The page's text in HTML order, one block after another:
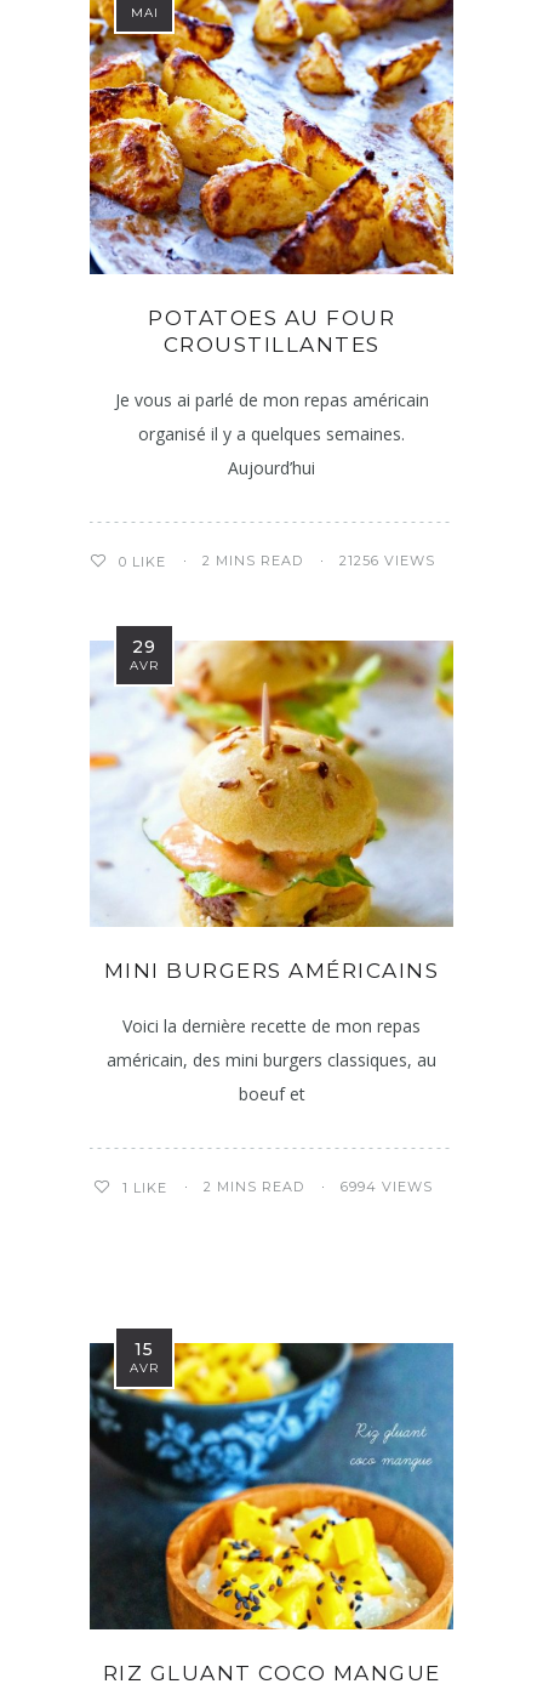
MAI
POTATOES AU FOUR
CROUSTILLANTES
Je vous ai parlé de mon repas américain
organisé il y a quelques semaines.
Aujourd’hui
0 LIKE 2 MINS READ 21256 VIEWS
29
AVR
MINI BURGERS AMÉRICAINS
Voici la dernière recette de mon repas
américain, des mini burgers classiques, au
boeuf et
1 LIKE 2 MINS READ 6994 VIEWS
15
AVR
RIZ GLUANT COCO MANGUE